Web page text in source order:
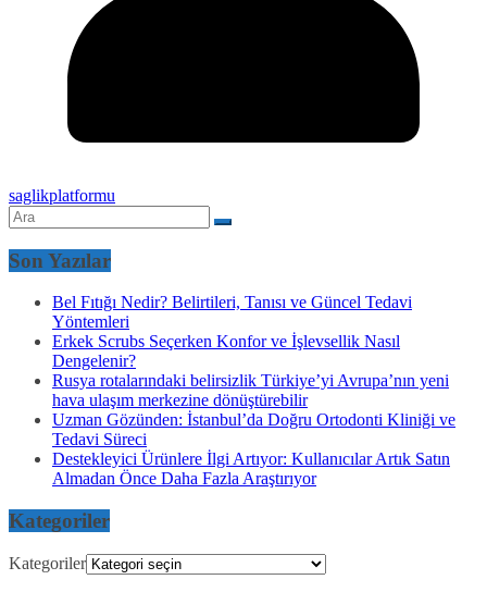
saglikplatformu
Son Yazılar
Bel Fıtığı Nedir? Belirtileri, Tanısı ve Güncel Tedavi
Yöntemleri
Erkek Scrubs Seçerken Konfor ve İşlevsellik Nasıl
Dengelenir?
Rusya rotalarındaki belirsizlik Türkiye’yi Avrupa’nın yeni
hava ulaşım merkezine dönüştürebilir
Uzman Gözünden: İstanbul’da Doğru Ortodonti Kliniği ve
Tedavi Süreci
Destekleyici Ürünlere İlgi Artıyor: Kullanıcılar Artık Satın
Almadan Önce Daha Fazla Araştırıyor
Kategoriler
Kategoriler